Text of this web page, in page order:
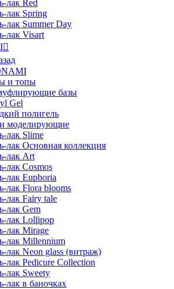
лак Red
лак Spring
лак Summer Day
лак Visart
и топы
базы
Gel
полигель
моделирующие
лак Slime
лак Основная коллекция
лак Art
лак Cosmos
лак Euphoria
лак Flora blooms
лак Fairy tale
лак Gem
лак Lollipop
лак Mirage
лак Millennium
лак Neon glass (витраж)
лак Pedicure Collection
лак Sweety
лак в баночках